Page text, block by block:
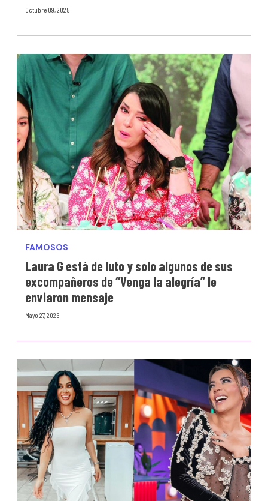
Octubre 09, 2025
FAMOSOS
Laura G está de luto y solo algunos de sus
excompañeros de “Venga la alegría” le
enviaron mensaje
Mayo 27, 2025